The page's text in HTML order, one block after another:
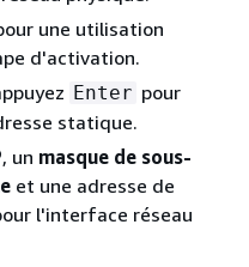
une utilisation
d'activation.
Enter pour
statique.
, un masque de sous-
et une adresse de
l'interface réseau